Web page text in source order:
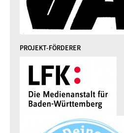
PROJEKT-FÖRDERER